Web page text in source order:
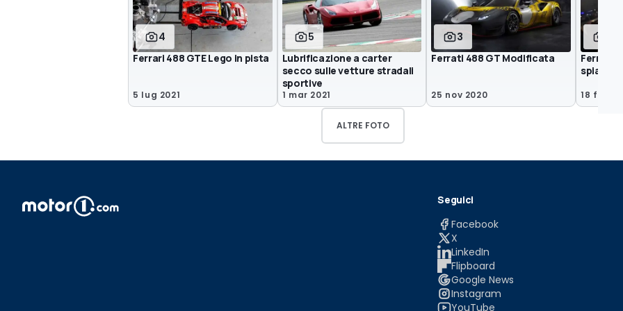
4
Ferrari 488 GTE Lego in pista
5 lug 2021
5
Lubrificazione a carter
secco sulle vetture stradali
sportive
1 mar 2021
3
Ferrati 488 GT Modificata
25 nov 2020
Ferrari
spia
18 feb
ALTRE FOTO
Seguici
Facebook
X
LinkedIn
Flipboard
Google News
Instagram
YouTube